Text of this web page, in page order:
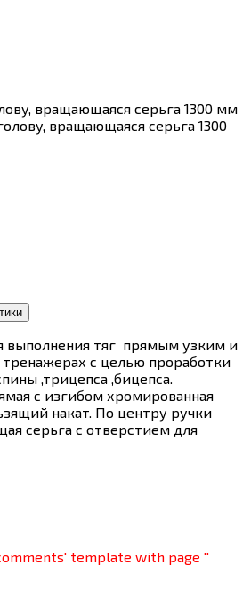
вращающаяся серьга 1300 мм
выполнения тяг прямым узким и
с целью проработки
,трицепса ,бицепса.
с изгибом хромированная
накат. По центру ручки
серьга с отверстием для
template with page ''